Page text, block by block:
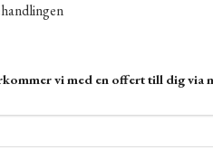
vi med en offert till dig via